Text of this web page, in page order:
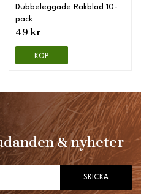
Dubbeleggade Rakblad 10-
pack
49 kr
KÖP
& nyheter
SKICKA